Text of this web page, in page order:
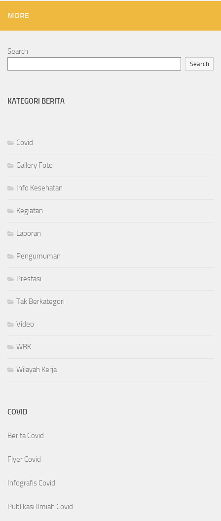
MORE
Search
Search
KATEGORI BERITA
Covid
Gallery Foto
Info Kesehatan
Kegiatan
Laporan
Pengumuman
Prestasi
Tak Berkategori
Video
WBK
Wilayah Kerja
COVID
Berita Covid
Flyer Covid
Infografis Covid
Publikasi Ilmiah Covid